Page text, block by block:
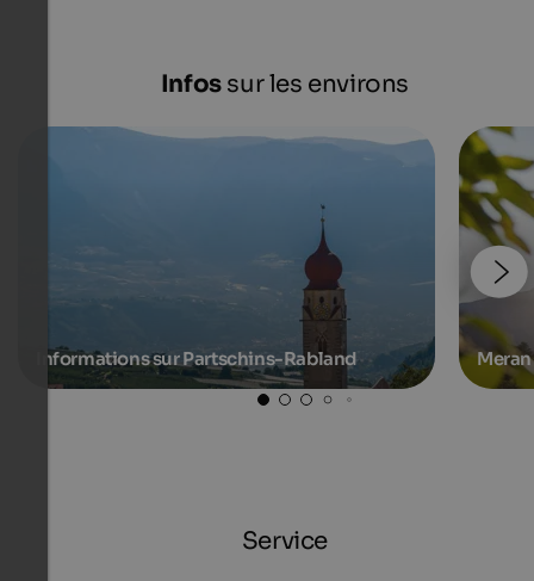
Infossur les environs
Informations sur Partschins-Rabland
Service